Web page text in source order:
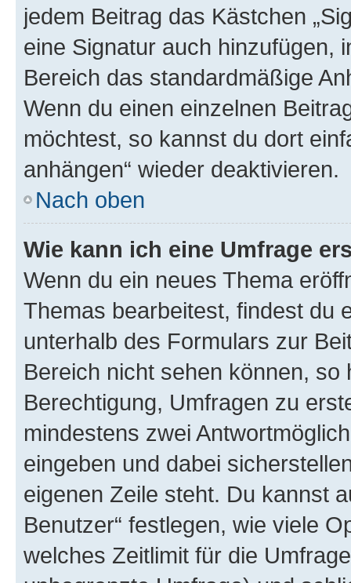
jedem Beitrag das Kästchen
eine Signatur auch hinzufügen,
Bereich das standardmäßige
Wenn du einen einzelnen
möchtest, so kannst du dort
anhängen“ wieder deaktivieren.
Nach oben
Wie kann ich eine Umfrage
Wenn du ein neues Thema
Themas bearbeitest, findest du
unterhalb des Formulars zur
Bereich nicht sehen können,
Berechtigung, Umfragen zu
mindestens zwei
eingeben und dabei
eigenen Zeile steht. Du kannst
Benutzer“ festlegen, wie viele
welches Zeitlimit für die